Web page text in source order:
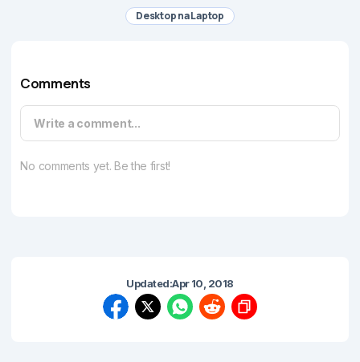
Desktop na Laptop
Comments
Write a comment...
No comments yet. Be the first!
Updated:Apr 10, 2018